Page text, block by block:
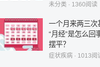
未分类 · 1360阅读
一个月来两三次
“月经”是怎么回
摆平？
症状疾病 · 1013阅